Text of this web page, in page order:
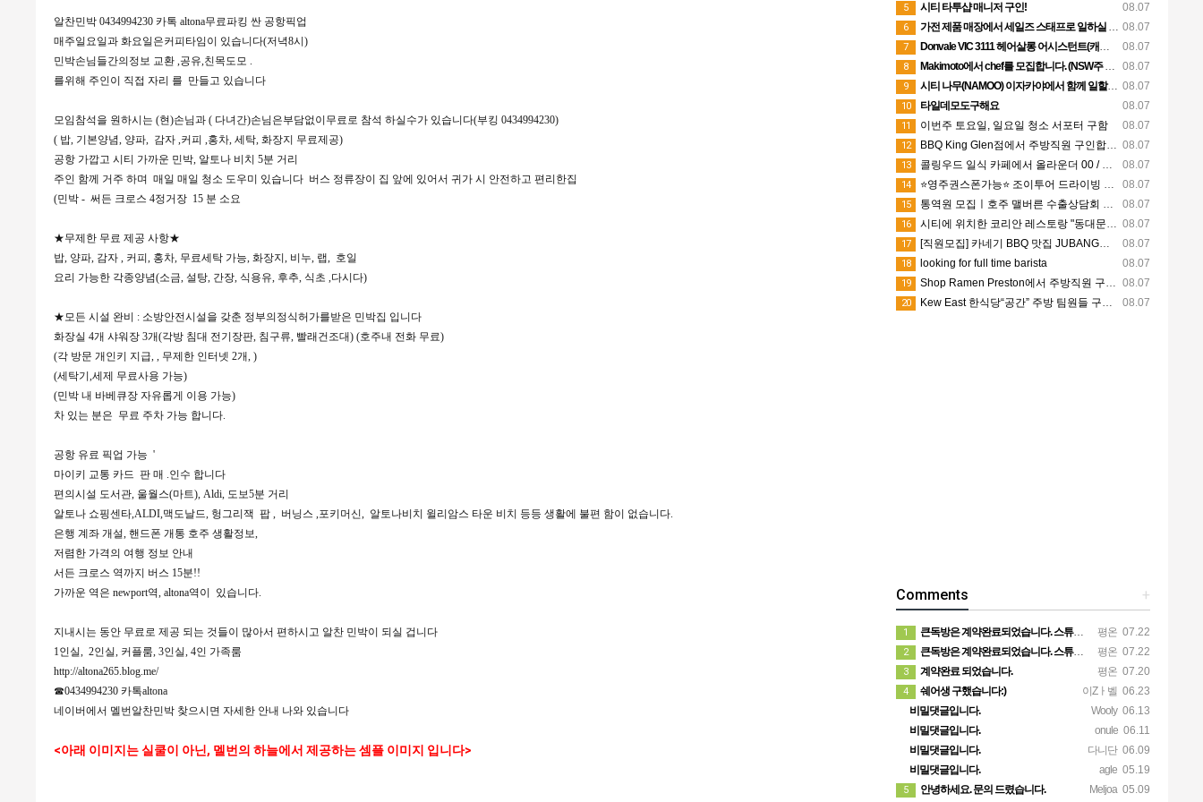
알찬민박 0434994230 카톡 altona무료파킹 싼 공항픽업
매주일요일과 화요일은커피타임이 있습니다(저녁8시)
민박손님들간의정보 교환 ,공유,친목도모 .
를위해 주인이 직접 자리 를 만들고 있습니다
모임참석을 원하시는 (현)손님과 ( 다녀간)손님은부담없이무료로 참석 하실수가 있습니다(부킹 0434994230)
( 밥, 기본양념, 양파, 감자 ,커피 ,홍차, 세탁, 화장지 무료제공)
공항 가깝고 시티 가까운 민박, 알토나 비치 5분 거리
주인 함께 거주 하며 매일 매일 청소 도우미 있습니다 버스 정류장이 집 앞에 있어서 귀가 시 안전하고 편리한집
(민박 - 써든 크로스 4정거장 15 분 소요
★무제한 무료 제공 사항★
밥, 양파, 감자 , 커피, 홍차, 무료세탁 가능, 화장지, 비누, 랩, 호일
요리 가능한 각종양념(소금, 설탕, 간장, 식용유, 후추, 식초 ,다시다)
★모든 시설 완비 : 소방안전시설을 갖춘 정부의정식허가를받은 민박집 입니다
화장실 4개 샤워장 3개(각방 침대 전기장판, 침구류, 빨래건조대) (호주내 전화 무료)
(각 방문 개인키 지급, , 무제한 인터넷 2개, )
(세탁기,세제 무료사용 가능)
(민박 내 바베큐장 자유롭게 이용 가능)
차 있는 분은 무료 주차 가능 합니다.
공항 유료 픽업 가능 '
마이키 교통 카드 판 매 .인수 합니다
편의시설 도서관, 울월스(마트), Aldi, 도보5분 거리
알토나 쇼핑센타,ALDI,맥도날드, 헝그리잭 팝 , 버닝스 ,포키머신, 알토나비치 윌리암스 타운 비치 등등 생활에 불편 함이 없습니다.
은행 계좌 개설, 핸드폰 개통 호주 생활정보,
저렴한 가격의 여행 정보 안내
서든 크로스 역까지 버스 15분!!
가까운 역은 newport역, altona역이 있습니다.
지내시는 동안 무료로 제공 되는 것들이 많아서 편하시고 알찬 민박이 되실 겁니다
1인실, 2인실, 커플룸, 3인실, 4인 가족룸
http://altona265.blog.me/
☎0434994230 카톡altona
네이버에서 멜번알찬민박 찾으시면 자세한 안내 나와 있습니다
<아래 이미지는 실쿨이 아닌, 멜번의 하늘에서 제공하는셈플 이미지 입니다>
08.07
5
시티 타투샵 매니저 구인!
08.07
6
가전 제품 매장에서 세일즈 스태프로 일하실 분 구합니다.
08.07
7
Donvale VIC 3111 헤어살롱 어시스턴트(캐쥬얼/파트타임) 구합니다
08.07
8
Makimoto에서 chef를 모집합니다. (NSW주 Port Macquarie)
08.07
9
시티 나무(NAMOO) 이자카야에서 함께 일할 직원구합니다.
08.07
10
타일데모도구해요
08.07
11
이번주 토요일, 일요일 청소 서포터 구함
08.07
12
BBQ King Glen점에서 주방직원 구인합니다!
08.07
13
콜링우드 일식 카페에서 올라운더 00 / 바리스타 00명 구인해요.
08.07
14
⭐영주권스폰가능⭐ 조이투어 드라이빙 가이드 모집 (상시채용)
08.07
15
통역원 모집ㅣ호주 맬버른 수출상담회 통역 (26.08.31)
08.07
16
시티에 위치한 코리안 레스토랑 "동대문" 에서 김밥 롤메이커 오픈키친 직원 구합니다 icon dongdaemun 0 72 0 0 Print 글주소 08-07 101.♡.♡.187
08.07
17
[직원모집] 카네기 BBQ 맛집 JUBANG에서 함께 일해요
08.07
18
looking for full time barista
08.07
19
Shop Ramen Preston에서 주방직원 구인합니다.
08.07
20 Kew East 한식당“공간” 주방 팀원들 구해요(키친핸드, 쉐프님)
+
Comments
평온 07.22
1
큰독방은 계약완료되었습니다. 스튜디오같은 가장큰방을 2인동시 또는 혼자서 큰독방으로도 즉시입주 가능합니다.
평온 07.22
2
큰독방은 계약완료되었습니다. 스튜디오같은 가장큰방을 2인동시 또는 혼자서 큰독방으로도 즉시입주 가능합니다.
평온 07.20
3
계약완료 되었습니다.
이Zㅏ벨 06.23
4
쉐어생 구했습니다:)
Wooly 06.13
비밀댓글입니다.
onule 06.11
비밀댓글입니다.
다니단 06.09
비밀댓글입니다.
agle 05.19
비밀댓글입니다.
Meljoa 05.09
5
안녕하세요. 문의 드렸습니다.